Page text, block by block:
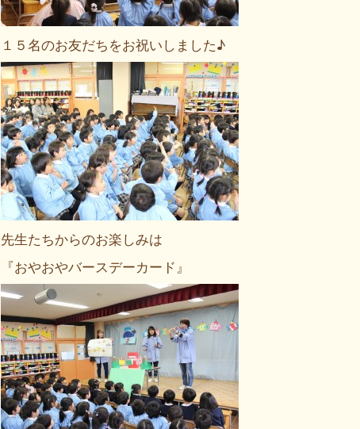
１５名のお友だちをお祝いしました♪
先生たちからのお楽しみは
『おやおやバースデーカード』